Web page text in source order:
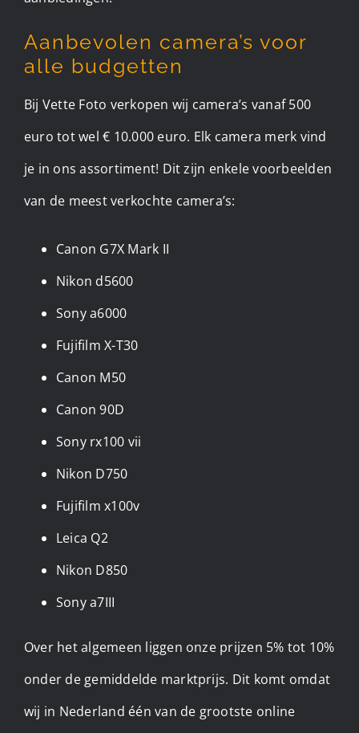
Aanbevolen camera’s voor
alle budgetten
Bij Vette Foto verkopen wij camera’s vanaf 500
euro tot wel € 10.000 euro. Elk camera merk vind
je in ons assortiment! Dit zijn enkele voorbeelden
van de meest verkochte camera’s:
Canon G7X Mark II
Nikon d5600
Sony a6000
Fujifilm X-T30
Canon M50
Canon 90D
Sony rx100 vii
Nikon D750
Fujifilm x100v
Leica Q2
Nikon D850
Sony a7III
Over het algemeen liggen onze prijzen 5% tot 10%
onder de gemiddelde marktprijs. Dit komt omdat
wij in Nederland één van de grootste online